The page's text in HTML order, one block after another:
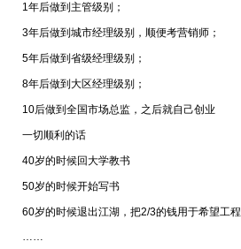
1年后做到主管级别；
3年后做到城市经理级别，顺便考营销师；
5年后做到省级经理级别；
8年后做到大区经理级别；
10后做到全国市场总监，之后就自己创业
一切顺利的话
40岁的时候回大学教书
50岁的时候开始写书
60岁的时候退出江湖，把2/3的钱用于希望工程
……